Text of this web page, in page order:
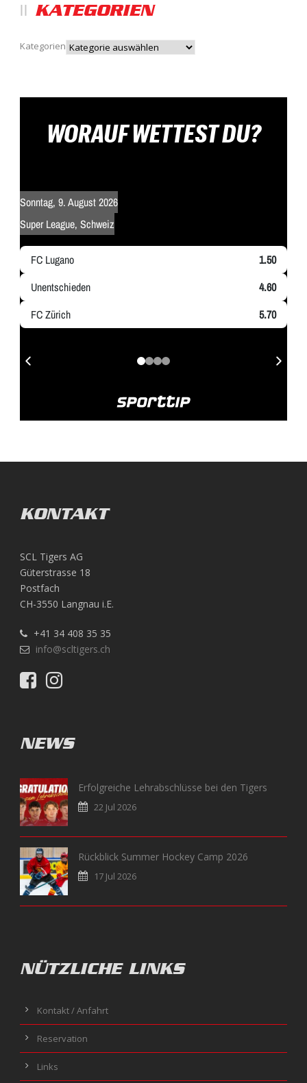
KATEGORIEN
Kategorien
KONTAKT
SCL Tigers AG
Güterstrasse 18
Postfach
CH-3550 Langnau i.E.
+41 34 408 35 35
info@scltigers.ch
NEWS
Erfolgreiche Lehrabschlüsse bei den Tigers
22 Jul 2026
Rückblick Summer Hockey Camp 2026
17 Jul 2026
NÜTZLICHE LINKS
Kontakt / Anfahrt
Reservation
Links